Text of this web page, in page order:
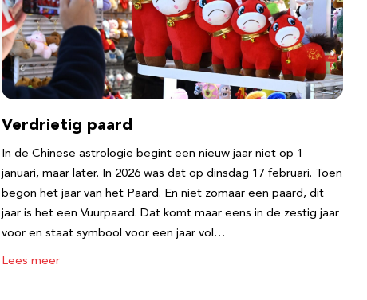
Verdrietig paard
In de Chinese astrologie begint een nieuw jaar niet op 1
januari, maar later. In 2026 was dat op dinsdag 17 februari. Toen
begon het jaar van het Paard. En niet zomaar een paard, dit
jaar is het een Vuurpaard. Dat komt maar eens in de zestig jaar
voor en staat symbool voor een jaar vol…
Lees meer